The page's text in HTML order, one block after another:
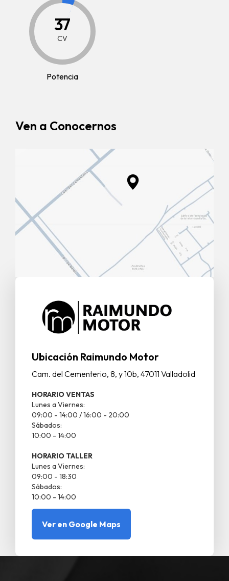
37
CV
Potencia
Ven a Conocernos
Ubicación Raimundo Motor
Cam. del Cementerio, 8, y 10b, 47011 Valladolid
HORARIO VENTAS
Lunes a Viernes:
09:00 - 14:00 / 16:00 - 20:00
Sábados:
10:00 - 14:00
HORARIO TALLER
Lunes a Viernes:
09:00 - 18:30
Sábados:
10:00 - 14:00
Ver en Google Maps